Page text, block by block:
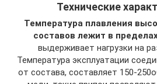
Технические
Температура плавления
составов лежит в
выдерживает нагрузки на
Температура эксплуатации
от состава, составляет 150-